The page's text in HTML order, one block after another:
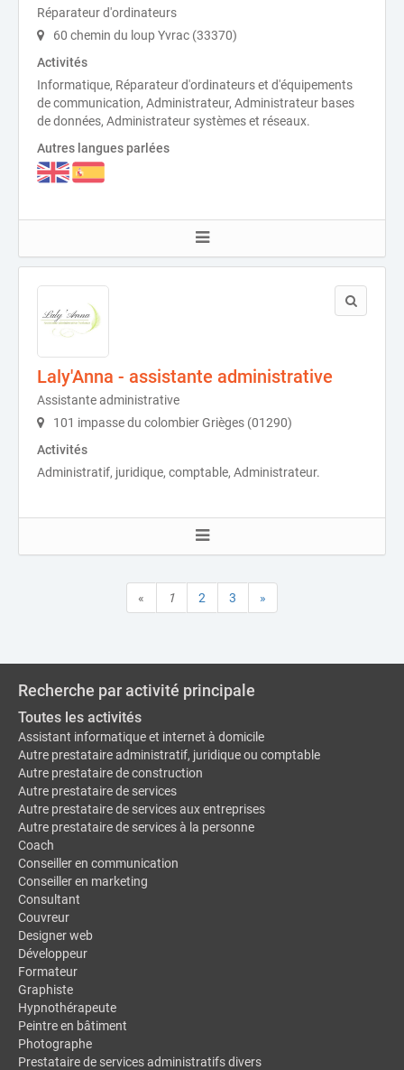
Réparateur d'ordinateurs
60 chemin du loup Yvrac (33370)
Activités
Informatique, Réparateur d'ordinateurs et d'équipements
de communication, Administrateur, Administrateur bases
de données, Administrateur systèmes et réseaux.
Autres langues parlées
Laly'Anna - assistante administrative
Assistante administrative
101 impasse du colombier Grièges (01290)
Activités
Administratif, juridique, comptable, Administrateur.
« 1 2 3 »
Recherche par activité principale
Toutes les activités
Assistant informatique et internet à domicile
Autre prestataire administratif, juridique ou comptable
Autre prestataire de construction
Autre prestataire de services
Autre prestataire de services aux entreprises
Autre prestataire de services à la personne
Coach
Conseiller en communication
Conseiller en marketing
Consultant
Couvreur
Designer web
Développeur
Formateur
Graphiste
Hypnothérapeute
Peintre en bâtiment
Photographe
Prestataire de services administratifs divers